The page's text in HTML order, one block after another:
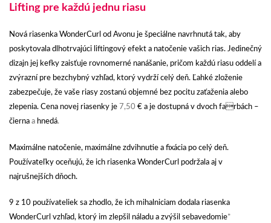
Lifting pre každú jednu riasu
Nová riasenka WonderCurl od Avonu je špeciálne navrhnutá tak, aby
poskytovala dlhotrvajúci liftingový efekt a natočenie vašich rias. Jedinečný
dizajn jej kefky zaisťuje rovnomerné nanášanie, pričom každú riasu oddelí a
zvýrazní pre bezchybný vzhľad, ktorý vydrží celý deň. Ľahké zloženie
zabezpečuje, že vaše riasy zostanú objemné bez pocitu zaťaženia alebo
zlepenia. Cena novej riasenky je 7,50 € a je dostupná v dvoch farbách –
čierna a hnedá.
Maximálne natočenie, maximálne zdvihnutie a fixácia po celý deň.
Používateľky oceňujú, že ich riasenka WonderCurl podržala aj v
najrušnejších dňoch.
9 z 10 používateliek sa zhodlo, že ich mihalniciam dodala riasenka
WonderCurl vzhľad, ktorý im zlepšil náladu a zvýšil sebavedomie*